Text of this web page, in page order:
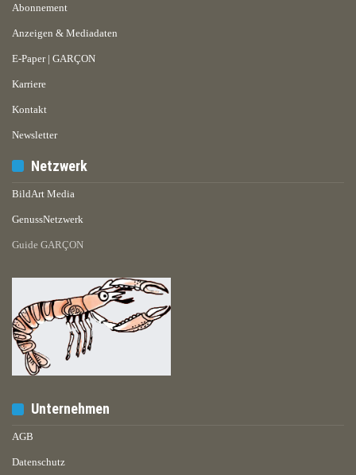
Abonnement
Anzeigen & Mediadaten
E-Paper | GARÇON
Karriere
Kontakt
Newsletter
Netzwerk
BildArt Media
GenussNetzwerk
Guide GARÇON
Unternehmen
AGB
Datenschutz